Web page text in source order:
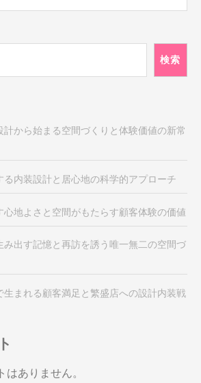
検索
から始まる空間づくりと体験価値の新常
内装設計と居心地の科学的アプローチ
地よさと空間がもたらす顧客体験の価値
み出す記憶と再訪を誘う唯一無二の空間づ
生まれる顧客満足と繁盛店への設計内装戦
はありません。